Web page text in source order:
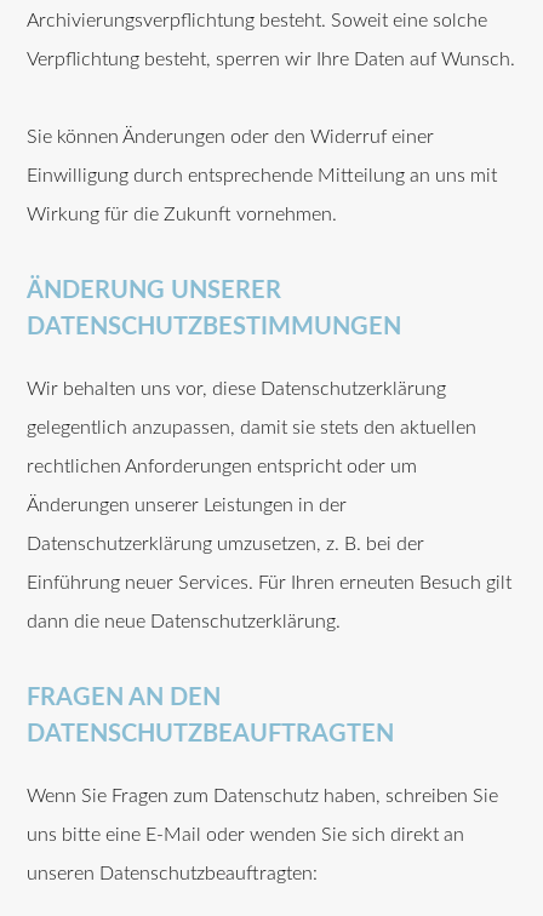
Archivierungsverpflichtung besteht. Soweit eine solche
Verpflichtung besteht, sperren wir Ihre Daten auf Wunsch.
Sie können Änderungen oder den Widerruf einer
Einwilligung durch entsprechende Mitteilung an uns mit
Wirkung für die Zukunft vornehmen.
ÄNDERUNG UNSERER
DATENSCHUTZBESTIMMUNGEN
Wir behalten uns vor, diese Datenschutzerklärung
gelegentlich anzupassen, damit sie stets den aktuellen
rechtlichen Anforderungen entspricht oder um
Änderungen unserer Leistungen in der
Datenschutzerklärung umzusetzen, z. B. bei der
Einführung neuer Services. Für Ihren erneuten Besuch gilt
dann die neue Datenschutzerklärung.
FRAGEN AN DEN
DATENSCHUTZBEAUFTRAGTEN
Wenn Sie Fragen zum Datenschutz haben, schreiben Sie
uns bitte eine E-Mail oder wenden Sie sich direkt an
unseren Datenschutzbeauftragten: